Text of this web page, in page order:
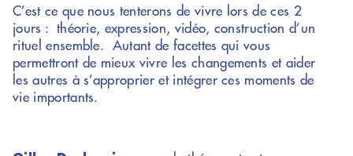
C’est ce que nous tenterons de vivre lors de ces 2
jours : théorie, expression, vidéo, construction d’un
rituel ensemble. Autant de facettes qui vous
permettront de mieux vivre les changements et aider
les autres à s’approprier et intégrer ces moments de
vie importants.